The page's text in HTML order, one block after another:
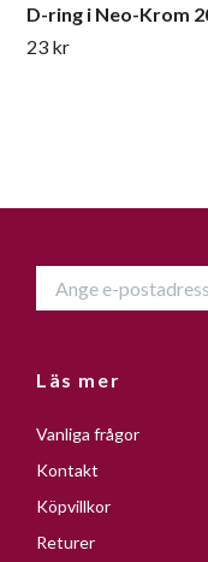
D-ring i Neo-Krom
23 kr
Läs mer
Vanliga frågor
Kontakt
Köpvillkor
Returer